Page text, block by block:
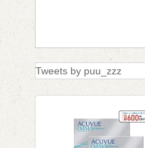
Tweets by puu_zzz